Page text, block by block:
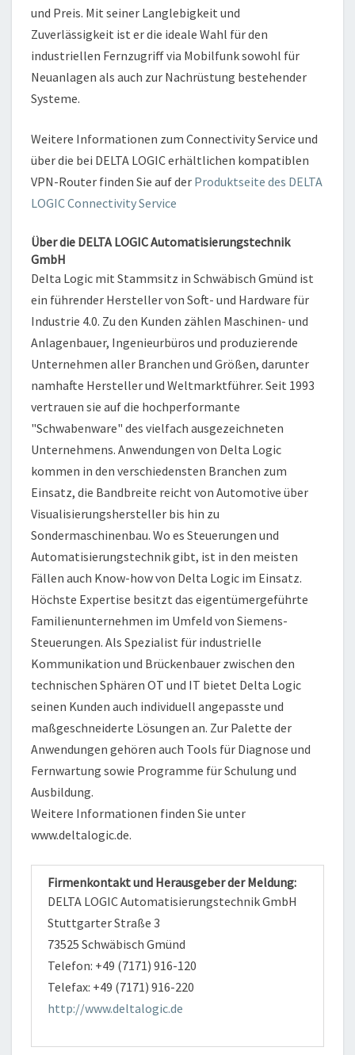
und Preis. Mit seiner Langlebigkeit und
Zuverlässigkeit ist er die ideale Wahl für den
industriellen Fernzugriff via Mobilfunk sowohl für
Neuanlagen als auch zur Nachrüstung bestehender
Systeme.
Weitere Informationen zum Connectivity Service und
über die bei DELTA LOGIC erhältlichen kompatiblen
VPN-Router finden Sie auf der Produktseite des DELTA
LOGIC Connectivity Service
Über die DELTA LOGIC Automatisierungstechnik
GmbH
Delta Logic mit Stammsitz in Schwäbisch Gmünd ist
ein führender Hersteller von Soft- und Hardware für
Industrie 4.0. Zu den Kunden zählen Maschinen- und
Anlagenbauer, Ingenieurbüros und produzierende
Unternehmen aller Branchen und Größen, darunter
namhafte Hersteller und Weltmarktführer. Seit 1993
vertrauen sie auf die hochperformante
"Schwabenware" des vielfach ausgezeichneten
Unternehmens. Anwendungen von Delta Logic
kommen in den verschiedensten Branchen zum
Einsatz, die Bandbreite reicht von Automotive über
Visualisierungshersteller bis hin zu
Sondermaschinenbau. Wo es Steuerungen und
Automatisierungstechnik gibt, ist in den meisten
Fällen auch Know-how von Delta Logic im Einsatz.
Höchste Expertise besitzt das eigentümergeführte
Familienunternehmen im Umfeld von Siemens-
Steuerungen. Als Spezialist für industrielle
Kommunikation und Brückenbauer zwischen den
technischen Sphären OT und IT bietet Delta Logic
seinen Kunden auch individuell angepasste und
maßgeschneiderte Lösungen an. Zur Palette der
Anwendungen gehören auch Tools für Diagnose und
Fernwartung sowie Programme für Schulung und
Ausbildung.
Weitere Informationen finden Sie unter
www.deltalogic.de.
Firmenkontakt und Herausgeber der Meldung:
DELTA LOGIC Automatisierungstechnik GmbH
Stuttgarter Straße 3
73525 Schwäbisch Gmünd
Telefon: +49 (7171) 916-120
Telefax: +49 (7171) 916-220
http://www.deltalogic.de